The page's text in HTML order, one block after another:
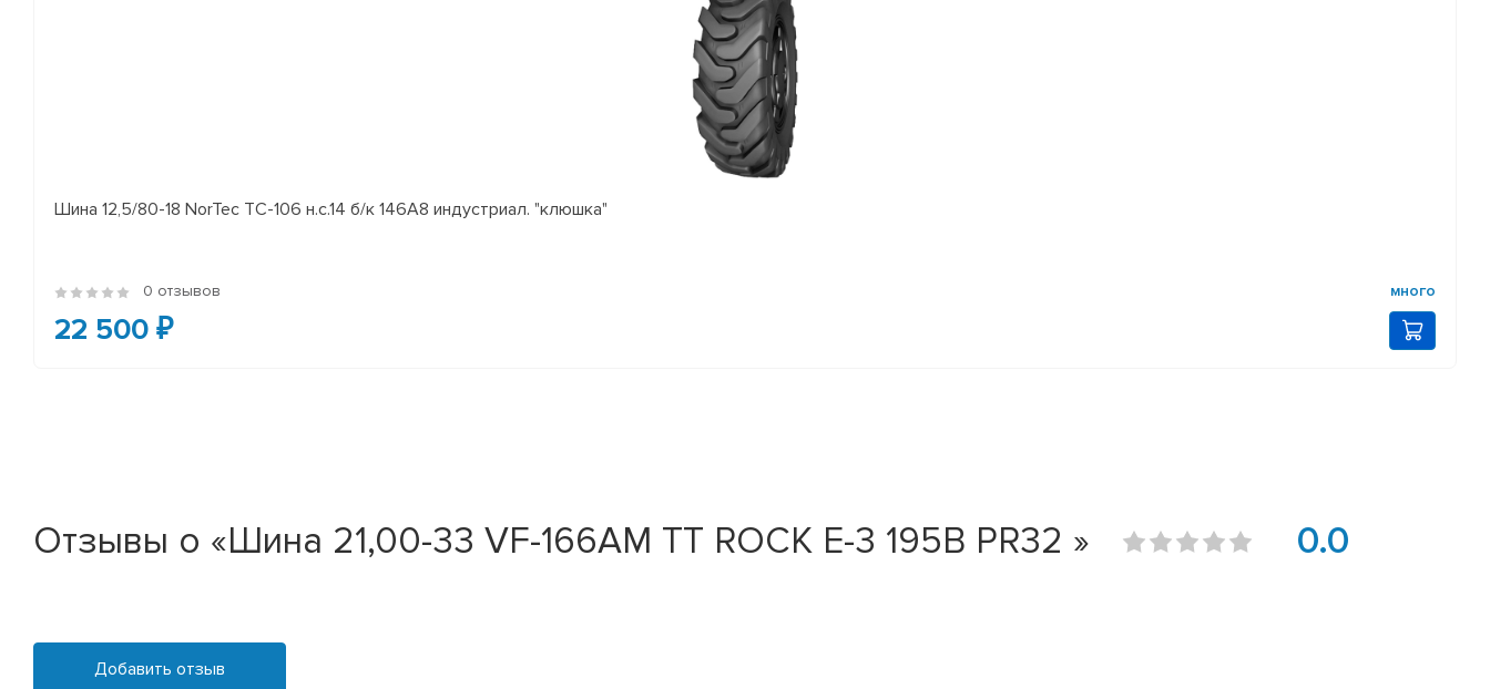
Шина 12,5/80-18 NorTec TC-106 н.с.14 б/к 146A8 индустриал. "клюшка"
0 отзывов много
22 500 ₽
Отзывы о «Шина 21,00-33 VF-166AM TT ROCK E-3 195B PR32 » 0.0
Добавить отзыв